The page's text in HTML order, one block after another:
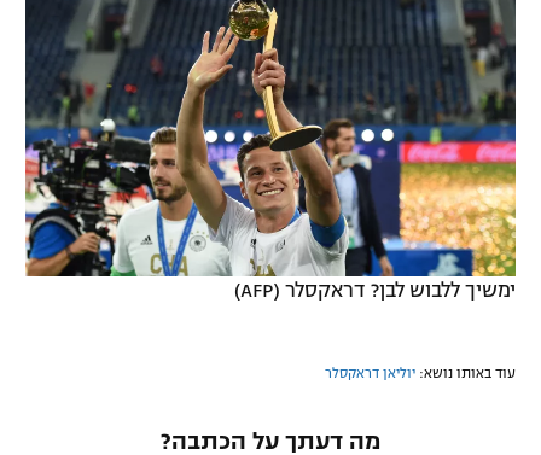
ימשיך ללבוש לבן? דראקסלר (AFP)
עוד באותו נושא: יוליאן דראקסלר
מה דעתך על הכתבה?